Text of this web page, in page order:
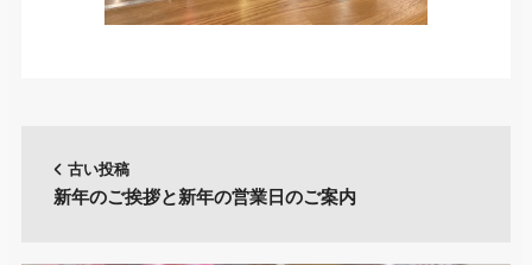
古い投稿
新年のご挨拶と新年の営業日のご案内